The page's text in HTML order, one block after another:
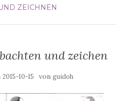
ZEICHNEN
und zeichen
2015-10-15 von guidoh